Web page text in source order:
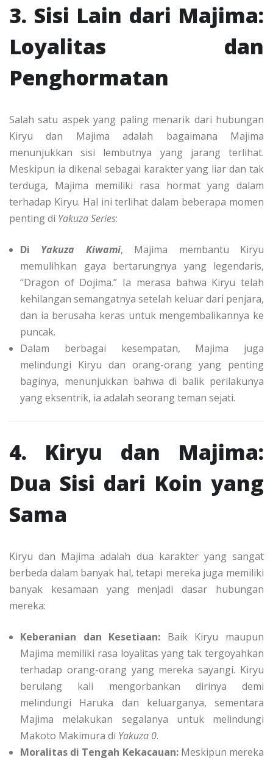
3. Sisi Lain dari Majima:
Loyalitas dan
Penghormatan
Salah satu aspek yang paling menarik dari hubungan
Kiryu dan Majima adalah bagaimana Majima
menunjukkan sisi lembutnya yang jarang terlihat.
Meskipun ia dikenal sebagai karakter yang liar dan tak
terduga, Majima memiliki rasa hormat yang dalam
terhadap Kiryu. Hal ini terlihat dalam beberapa momen
penting di Yakuza Series:
Di Yakuza Kiwami, Majima membantu Kiryu
memulihkan gaya bertarungnya yang legendaris,
“Dragon of Dojima.” Ia merasa bahwa Kiryu telah
kehilangan semangatnya setelah keluar dari penjara,
dan ia berusaha keras untuk mengembalikannya ke
puncak.
Dalam berbagai kesempatan, Majima juga
melindungi Kiryu dan orang-orang yang penting
baginya, menunjukkan bahwa di balik perilakunya
yang eksentrik, ia adalah seorang teman sejati.
4. Kiryu dan Majima:
Dua Sisi dari Koin yang
Sama
Kiryu dan Majima adalah dua karakter yang sangat
berbeda dalam banyak hal, tetapi mereka juga memiliki
banyak kesamaan yang menjadi dasar hubungan
mereka:
Keberanian dan Kesetiaan: Baik Kiryu maupun
Majima memiliki rasa loyalitas yang tak tergoyahkan
terhadap orang-orang yang mereka sayangi. Kiryu
berulang kali mengorbankan dirinya demi
melindungi Haruka dan keluarganya, sementara
Majima melakukan segalanya untuk melindungi
Makoto Makimura di Yakuza 0.
Moralitas di Tengah Kekacauan:Meskipun mereka